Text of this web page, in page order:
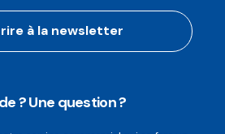
à la newsletter
? Une question ?